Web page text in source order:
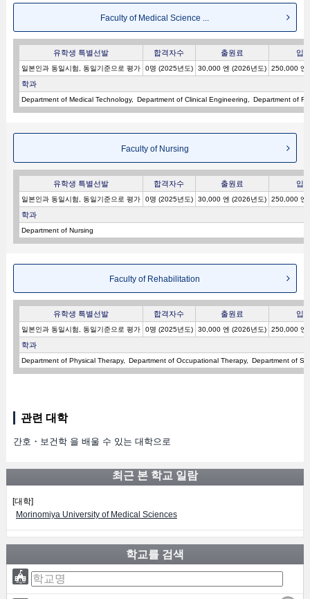
Faculty of Medical Science ...
유학생 특별선발 합격자수 출원료 입
일본인과 동일시험, 동일기준으로 평가 0명 (2025년도) 30,000 엔 (2026년도) 250,000 엔
학과
Department of Medical Technology Department of Clinical Engineering Department of
Faculty of Nursing
유학생 특별선발 합격자수 출원료 입
일본인과 동일시험, 동일기준으로 평가 0명 (2025년도) 30,000 엔 (2026년도) 250,000 엔
학과
Department of Nursing
Faculty of Rehabilitation
유학생 특별선발 합격자수 출원료 입
일본인과 동일시험, 동일기준으로 평가 0명 (2025년도) 30,000 엔 (2026년도) 250,000 엔
학과
Department of Physical Therapy Department of Occupational Therapy Department of
관련 대학
간호・보건학 을 배울 수 있는 대학으로
최근 본 학교 일람
[대학]
Morinomiya University of Medical Sciences
학교를 검색